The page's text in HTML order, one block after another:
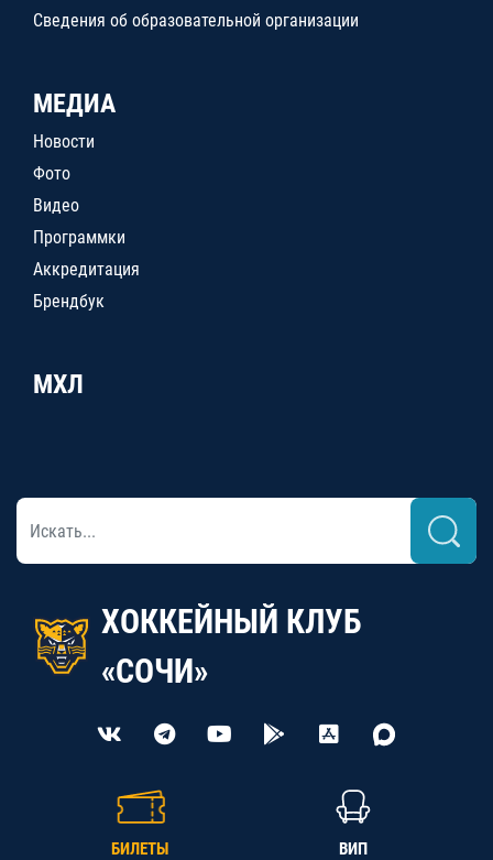
Сведения об образовательной организации
МЕДИА
Новости
Фото
Видео
Программки
Аккредитация
Брендбук
МХЛ
ХОККЕЙНЫЙ КЛУБ
«СОЧИ»
БИЛЕТЫ ВИП